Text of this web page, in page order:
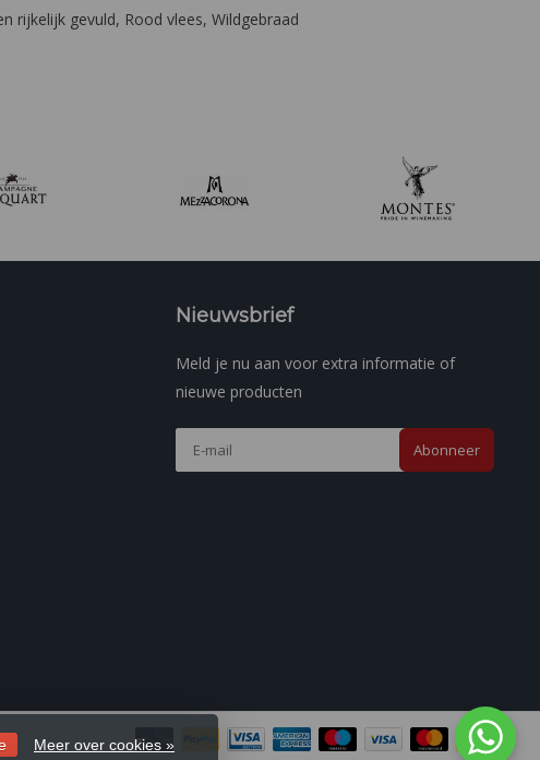
rijkelijk gevuld, Rood vlees, Wildgebraad
Nieuwsbrief
Meld je nu aan voor extra informatie of
nieuwe producten
Abonneer
Meer over cookies »